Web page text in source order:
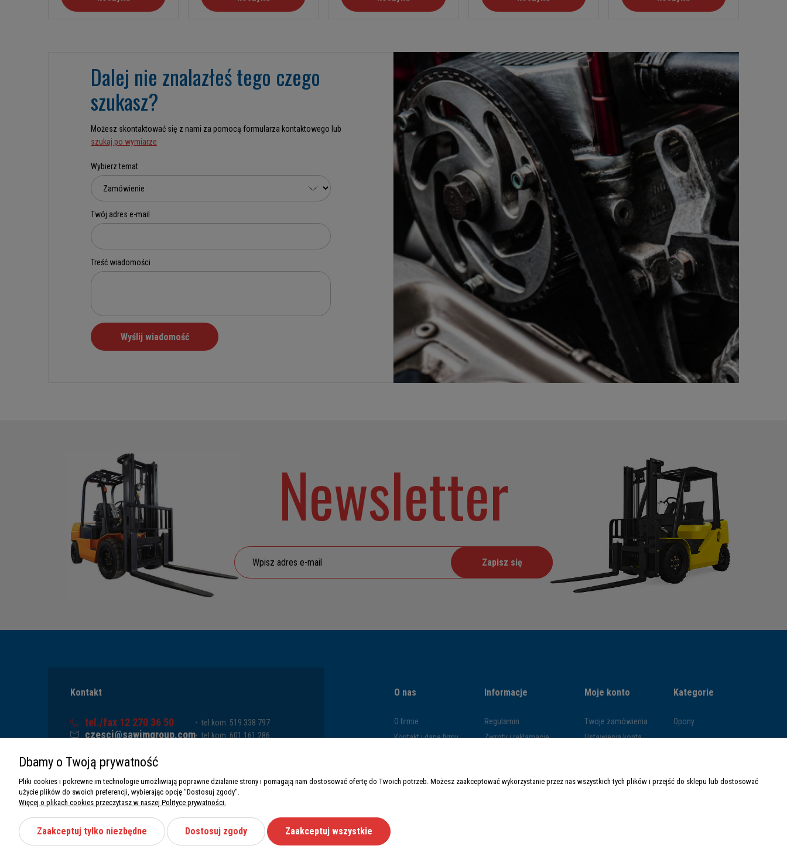
Dalej nie znalazłeś tego czego
szukasz?
Możesz skontaktować się z nami za pomocą formularza kontaktowego lub
szukaj po wymiarze
Newsletter
Zapisz się
Kontakt
tel./fax 12 270 36 50
czesci@sawimgroup.com
32-080 Zabierzów
NIP: 5130284470
REGON: 5246591010
tel.kom. 519 338 797
tel.kom. 601 161 286
O nas
O firmie
Kontakt i dane firmy
Informacje
Regulamin
Zwroty i reklamacje
Czas i koszty dostawy
Moje konto
Twoje zamówienia
Ustawienia konta
Kategorie
Opony
Dbamy o Twoją prywatność
Pliki cookies i pokrewne im technologie umożliwiają poprawne działanie strony i pomagają nam dostosować ofertę do Twoich potrzeb. Możesz zaakceptować wykorzystanie przez nas wszystkich tych plików i przejść do sklepu lub dostosować
użycie plików do swoich preferencji, wybierając opcję "Dostosuj zgody".
Więcej o plikach cookies przeczytasz w naszej Polityce prywatności.
Zaakceptuj tylko niezbędne Dostosuj zgody Zaakceptuj wszystkie